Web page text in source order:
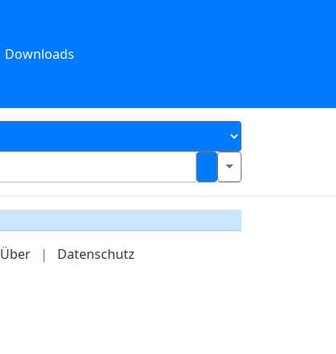
Downloads
Über | Datenschutz